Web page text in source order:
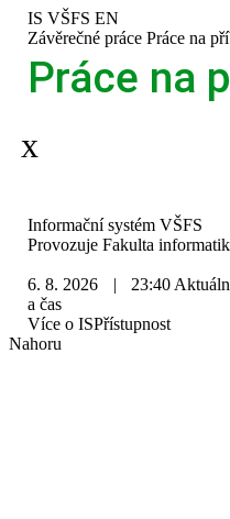
Přeskočit
horní
lištu
Přeskočit
hlavičku
Přeskočit
obsah
Přeskočit
patičku
IS VŠFS EN
>
Závěrečné práce >
Práce na
Práce na
IS
VŠFS
Informační systém VŠFS
ProvozujeFakulta
6. 8. 2026 | 23:40
a čas
Více o ISPřístupnost
Nahoru